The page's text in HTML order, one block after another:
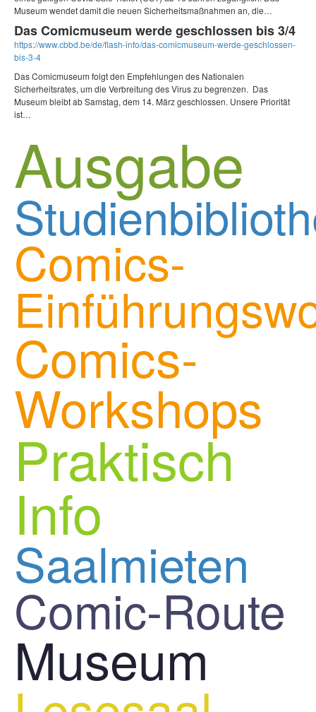
Museum wendet damit die neuen Sicherheitsmaßnahmen an, die…
Das Comicmuseum werde geschlossen bis 3/4
https://www.cbbd.be/de/flash-info/das-comicmuseum-werde-geschlossen-
bis-3-4
Das Comicmuseum folgt den Empfehlungen des Nationalen
Sicherheitsrates, um die Verbreitung des Virus zu begrenzen. Das
Museum bleibt ab Samstag, dem 14. März geschlossen. Unsere Priorität
ist…
Ausgabe
Comics-
Comics-
Workshops
Praktisch
Info
Saalmieten
Comic-Route
Museum